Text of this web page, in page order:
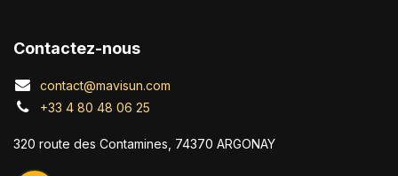
Contactez-nous
contact@mavisun.com
+33 4 80 48 06 25
320 route des Contamines, 74370 ARGONAY